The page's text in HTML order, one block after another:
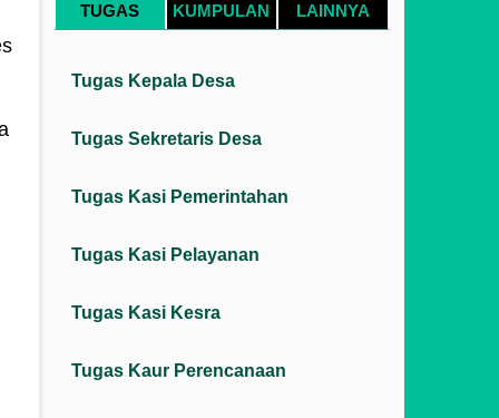
TUGAS KUMPULAN LAINNYA
Tugas Kepala Desa
Tugas Sekretaris Desa
Tugas Kasi Pemerintahan
Tugas Kasi Pelayanan
Tugas Kasi Kesra
Tugas Kaur Perencanaan